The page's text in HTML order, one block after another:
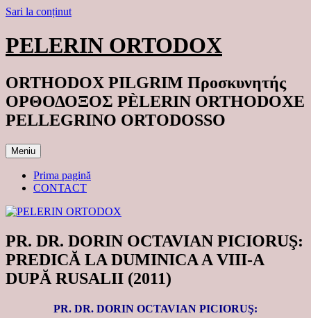
Sari la conținut
PELERIN ORTODOX
ORTHODOX PILGRIM Προσκυνητής
ΟΡΘΟΔΟΞΟΣ PÈLERIN ORTHODOXE
PELLEGRINO ORTODOSSO
Meniu
Prima pagină
CONTACT
PR. DR. DORIN OCTAVIAN PICIORUŞ:
PREDICĂ LA DUMINICA A VIII-A
DUPĂ RUSALII (2011)
PR. DR. DORIN OCTAVIAN PICIORUŞ: